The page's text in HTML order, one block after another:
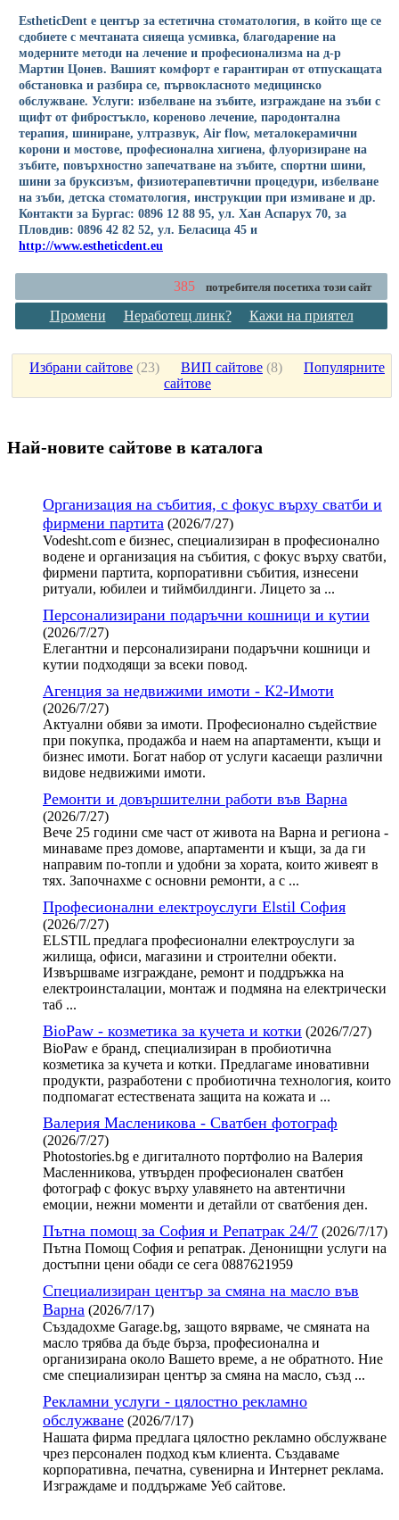
EstheticDent е център за естетична стоматология, в който ще се
сдобиете с мечтаната сияеща усмивка, благодарение на
модерните методи на лечение и професионализма на д-р
Мартин Цонев. Вашият комфорт е гарантиран от отпускащата
обстановка и разбира се, първокласното медицинско
обслужване. Услуги: избелване на зъбите, изграждане на зъби с
щифт от фибростъкло, кореново лечение, пародонтална
терапия, шиниране, ултразвук, Air flow, металокерамични
корони и мостове, професионална хигиена, флуоризиране на
зъбите, повърхностно запечатване на зъбите, спортни шини,
шини за бруксизъм, физиотерапевтични процедури, избелване
на зъби, детска стоматология, инструкции при измиване и др.
Контакти за Бургас: 0896 12 88 95, ул. Хан Аспарух 70, за
Пловдив: 0896 42 82 52, ул. Беласица 45 и
http://www.estheticdent.eu
385 потребителя посетиха този сайт
Промени Неработещ линк? Кажи на приятел
Избрани сайтове (23) ВИП сайтове (8) Популярните
сайтове
Най-новите сайтoве в каталога
Организация на събития, с фокус върху сватби и
фирмени партита (2026/7/27)
Vodesht.com е бизнес, специализиран в професионално
водене и организация на събития, с фокус върху сватби,
фирмени партита, корпоративни събития, изнесени
ритуали, юбилеи и тиймбилдинги. Лицето за ...
Персонализирани подаръчни кошници и кутии
(2026/7/27)
Елегантни и персонализирани подаръчни кошници и
кутии подходящи за всеки повод.
Агенция за недвижими имоти - К2-Имоти
(2026/7/27)
Актуални обяви за имоти. Професионално съдействие
при покупка, продажба и наем на апартаменти, къщи и
бизнес имоти. Богат набор от услуги касаещи различни
видове недвижими имоти.
Ремонти и довършителни работи във Варна
(2026/7/27)
Вече 25 години сме част от живота на Варна и региона -
минаваме през домове, апартаменти и къщи, за да ги
направим по-топли и удобни за хората, които живеят в
тях. Започнахме с основни ремонти, а с ...
Професионални електроуслуги Elstil София
(2026/7/27)
ELSTIL предлага професионални електроуслуги за
жилища, офиси, магазини и строителни обекти.
Извършваме изграждане, ремонт и поддръжка на
електроинсталации, монтаж и подмяна на електрически
таб ...
BioPaw - козметика за кучета и котки (2026/7/27)
BioPaw е бранд, специализиран в пробиотична
козметика за кучета и котки. Предлагаме иновативни
продукти, разработени с пробиотична технология, които
подпомагат естествената защита на кожата и ...
Валерия Масленикова - Сватбен фотограф
(2026/7/27)
Photostories.bg е дигиталното портфолио на Валерия
Масленникова, утвърден професионален сватбен
фотограф с фокус върху улавянето на автентични
емоции, нежни моменти и детайли от сватбения ден.
Пътна помощ за София и Репатрак 24/7 (2026/7/17)
Пътна Помощ София и репатрак. Денонищни услуги на
достъпни цени обади се сега 0887621959
Специализиран център за смяна на масло във
Варна (2026/7/17)
Създадохме Garage.bg, защото вярваме, че смяната на
масло трябва да бъде бърза, професионална и
организирана около Вашето време, а не обратното. Ние
сме специализиран център за смяна на масло, създ ...
Рекламни услуги - цялостно рекламно
обслужване (2026/7/17)
Нашата фирма предлага цялостно рекламно обслужване
чрез персонален подход към клиента. Създаваме
корпоративна, печатна, сувенирна и Интернет реклама.
Изграждаме и поддържаме Уеб сайтове.